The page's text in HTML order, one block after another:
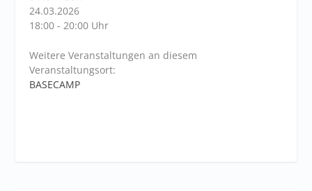
24.03.2026
18:00 - 20:00 Uhr
Weitere Veranstaltungen an diesem
Veranstaltungsort:
BASECAMP